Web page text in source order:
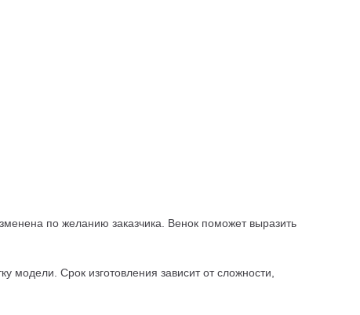
по желанию заказчика. Венок поможет выразить
Срок изготовления зависит от сложности,